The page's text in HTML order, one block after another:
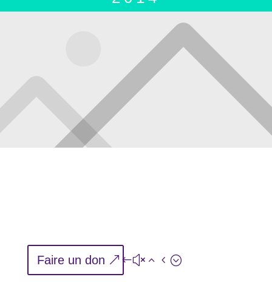
Faire un don